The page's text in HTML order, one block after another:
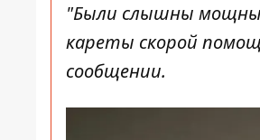
"Были слышны
кареты скорой
сообщении.